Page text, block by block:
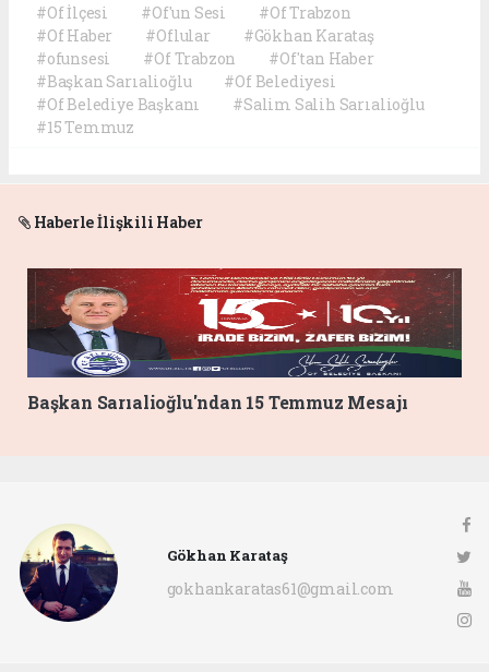
#Of İlçesi #Of'un Sesi
#Of Trabzon
#Of Haber
#Oflular
#Gökhan Karataş
#ofunsesi
#Of Trabzon
#Of'tan Haber
#Başkan Sarıalioğlu
#Of Belediyesi
#Of Belediye Başkanı
#Salim Salih Sarıalioğlu
#15 Temmuz
Haberle İlişkili Haber
Başkan Sarıalioğlu'ndan 15 Temmuz Mesajı
Gökhan Karataş
gokhankaratas61@gmail.com